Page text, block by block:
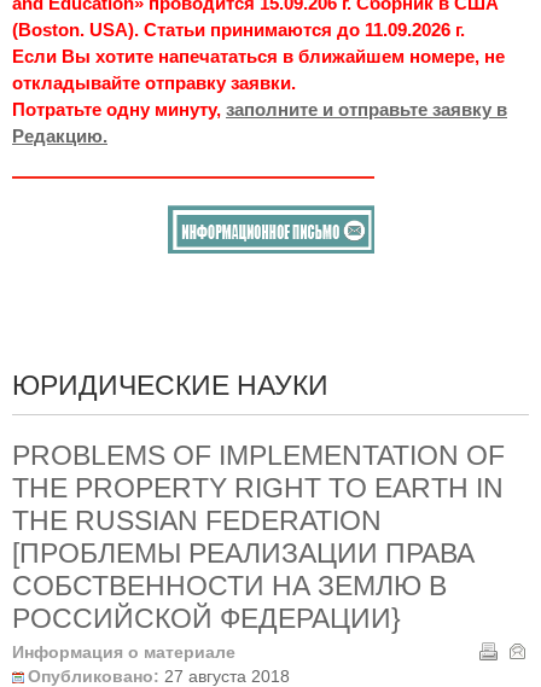
(Boston. USA). Статьи принимаются до 11.09.2026 г.
Если Вы хотите напечататься в ближайшем номере, не
откладывайте отправку заявки.
Потратьте одну минуту, заполните и отправьте заявку в
Редакцию.
ЮРИДИЧЕСКИЕ НАУКИ
PROBLEMS OF IMPLEMENTATION OF
THE PROPERTY RIGHT TO EARTH IN
THE RUSSIAN FEDERATION
[ПРОБЛЕМЫ РЕАЛИЗАЦИИ ПРАВА
СОБСТВЕННОСТИ НА ЗЕМЛЮ В
РОССИЙСКОЙ ФЕДЕРАЦИИ}
Информация о материале
Опубликовано: 27 августа 2018